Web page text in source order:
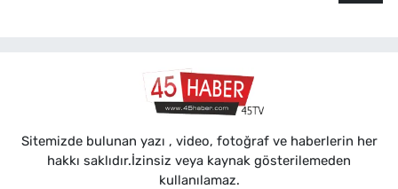
Sitemizde bulunan yazı , video, fotoğraf ve haberlerin her
hakkı saklıdır.İzinsiz veya kaynak gösterilemeden
kullanılamaz.